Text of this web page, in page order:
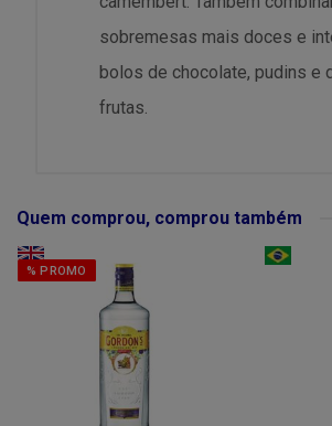
sobremesas mais doces e
bolos de chocolate, pudins e
frutas.
Quem comprou, comprou também
% PROMO